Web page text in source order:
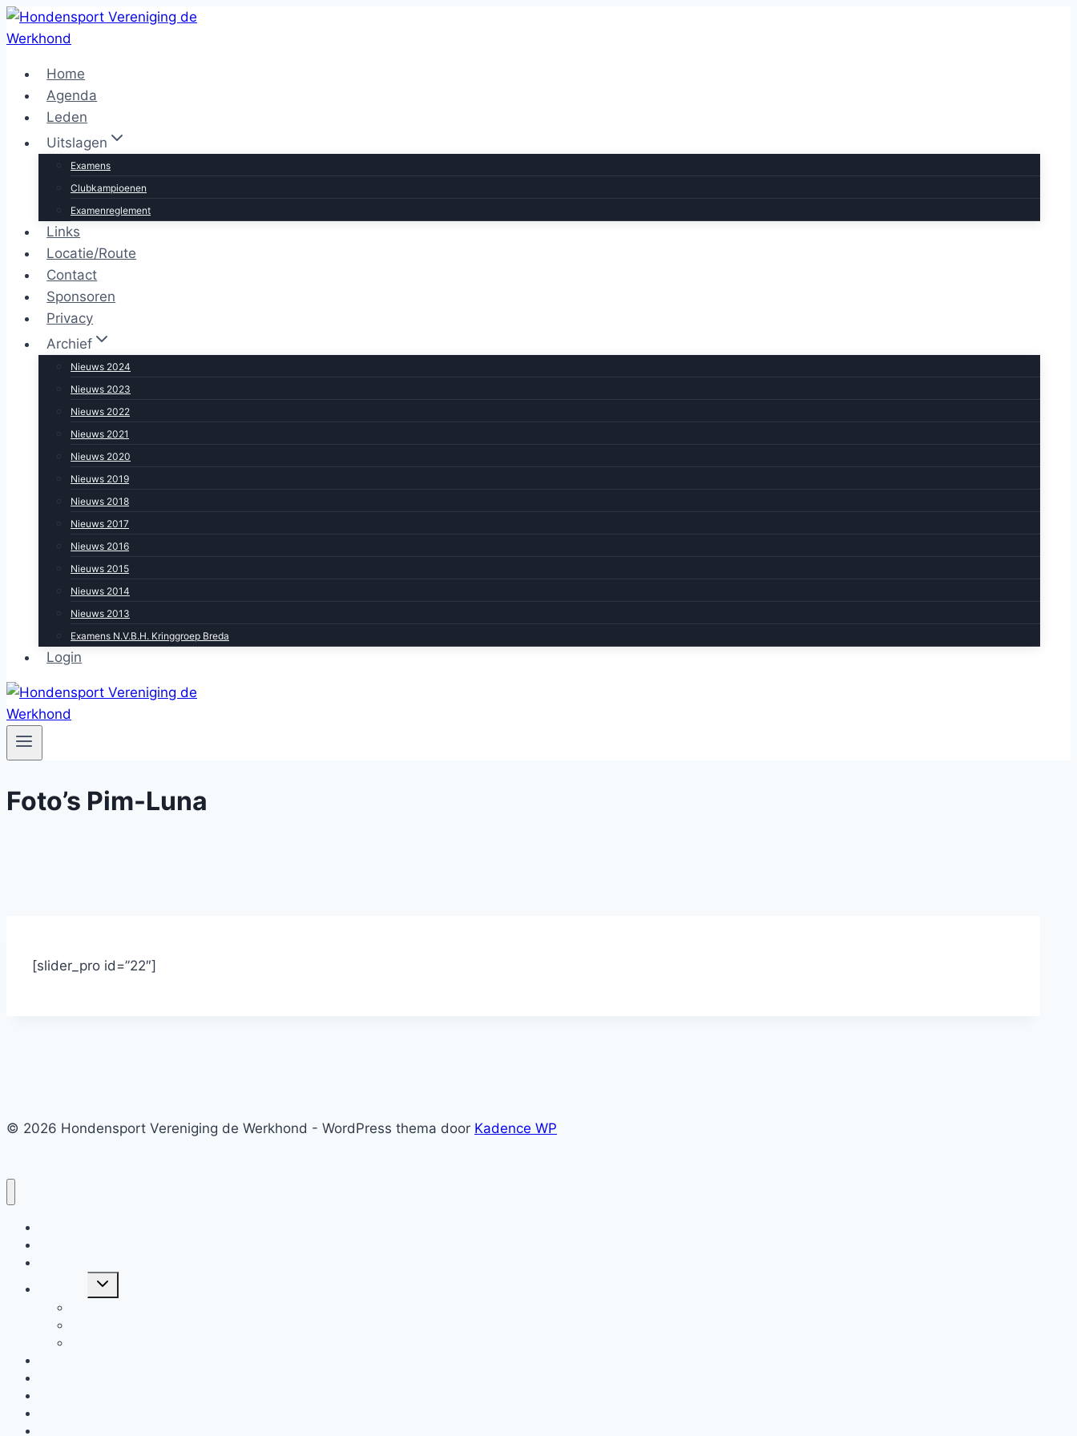
Doorgaan
naar
Home
Agenda
Leden
Uitslagen
Examens
Clubkampioenen
Examenreglement
Links
Locatie/Route
Contact
Sponsoren
Privacy
Archief
Nieuws 2024
Nieuws 2023
Nieuws 2022
Nieuws 2021
Nieuws 2020
Nieuws 2019
Nieuws 2018
Nieuws 2017
Nieuws 2016
Nieuws 2015
Nieuws 2014
Nieuws 2013
Examens N.V.B.H. Kringgroep Breda
Login
Foto’s Pim-Luna
[slider_pro id=”22″]
© 2026 Hondensport Vereniging de Werkhond - WordPress thema door Kadence WP
Toggle